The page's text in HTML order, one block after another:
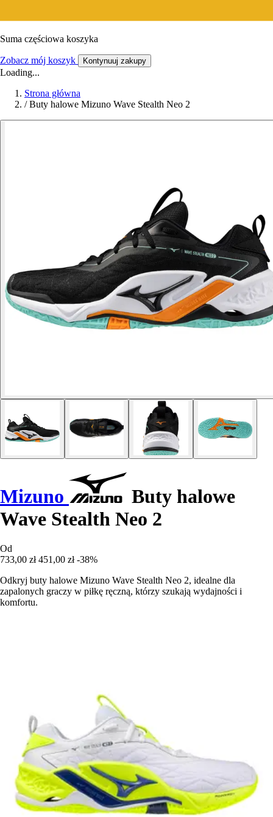
Suma częściowa koszyka
Zobacz mój koszyk Kontynuuj zakupy
Loading...
Strona główna
/ Buty halowe Mizuno Wave Stealth Neo 2
Mizuno
Buty halowe
Wave Stealth Neo 2
Od
733,00 zł 451,00 zł -38%
Odkryj buty halowe Mizuno Wave Stealth Neo 2, idealne dla
zapalonych graczy w piłkę ręczną, którzy szukają wydajności i
komfortu.